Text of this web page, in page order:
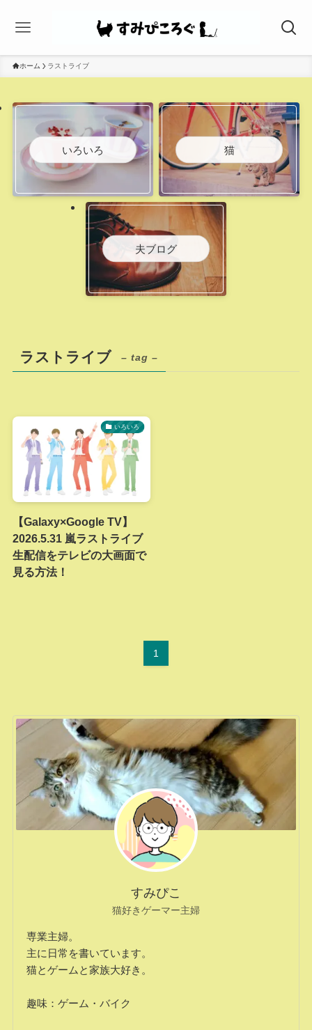
ホーム ラストライブ
いろいろ 猫
夫ブログ
ラストライブ – tag –
いろいろ
【Galaxy×Google TV】
2026.5.31 嵐ラストライブ
生配信をテレビの大画面で
見る方法！
1
すみぴこ
猫好きゲーマー主婦
専業主婦。
主に日常を書いています。
猫とゲームと家族大好き。
趣味：ゲーム・バイク